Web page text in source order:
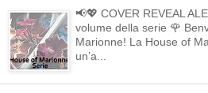
📢💖 COVER REVEAL
volume della serie 🌹
Marionne! La House of
un’a...